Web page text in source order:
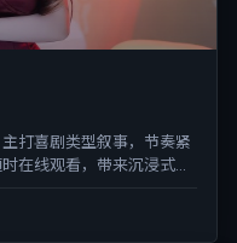
打喜剧类型叙事，节奏紧
在线观看，带来沉浸式视